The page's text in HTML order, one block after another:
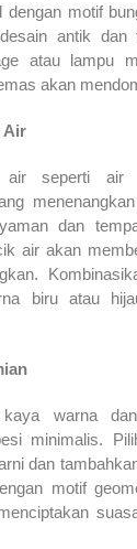
dengan motif
antik dan
atau lampu
akan
Air
air seperti
dan
air akan
biru atau
warna
minimalis.
dan
motif